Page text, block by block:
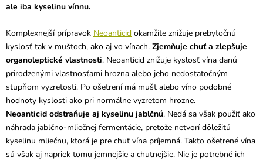
ale iba kyselinu vínnu.
Komplexnejší prípravok Neoanticid okamžite znižuje prebytočnú
kyslosť tak v muštoch, ako aj vo vínach. Zjemňuje chuť a zlepšuje
organoleptické vlastnosti. Neoanticid znižuje kyslosť vína danú
prirodzenými vlastnosťami hrozna alebo jeho nedostatočným
stupňom vyzretosti. Po ošetrení má mušt alebo víno podobné
hodnoty kyslosti ako pri normálne vyzretom hrozne.
Neoanticid odstraňuje aj kyselinu jablčnú. Nedá sa však použiť ako
náhrada jablčno-mliečnej fermentácie, pretože netvorí dôležitú
kyselinu mliečnu, ktorá je pre chuť vína príjemná. Takto ošetrené vína
sú však aj napriek tomu jemnejšie a chutnejšie. Nie je potrebné ich